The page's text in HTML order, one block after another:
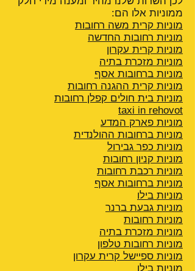
ממוניות אלו הם:
מוניות קרית משה רחובות
מוניות רחובות החדשה
מוניות קרית עקרון
מוניות מזכרת בתיה
מוניות ברחובות אסף
מוניות קרית ההגנה רחובות
מוניות בית חולים קפלן רחובות
taxi in rehovot
מוניות פארק המדע
מוניות ברחובות ההולנדית
מוניות כפר גבירול
מוניות קניון רחובות
מוניות רכבת רחובות
מוניות ברחובות אסף
מוניות בילו
מוניות גבעת ברנר
מוניות רחובות
מוניות מזכרת בתיה
מוניות רחובות טלפון
מוניות ספיישל קרית עקרון
מוניות בילו